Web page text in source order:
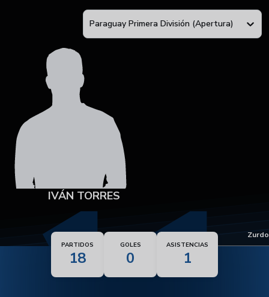
Paraguay Primera División (Apertura)
IVÁN TORRES
Pie dominante Zurdo
PARTIDOS
18
GOLES
0
ASISTENCIAS
1